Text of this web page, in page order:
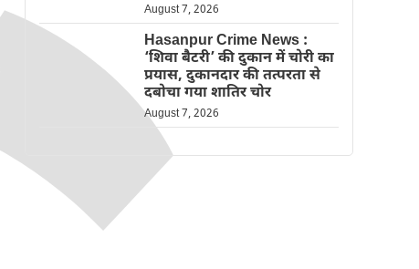
August 7, 2026
Hasanpur Crime News :
‘शिवा बैटरी’ की दुकान में चोरी का
प्रयास, दुकानदार की तत्परता से
दबोचा गया शातिर चोर
August 7, 2026